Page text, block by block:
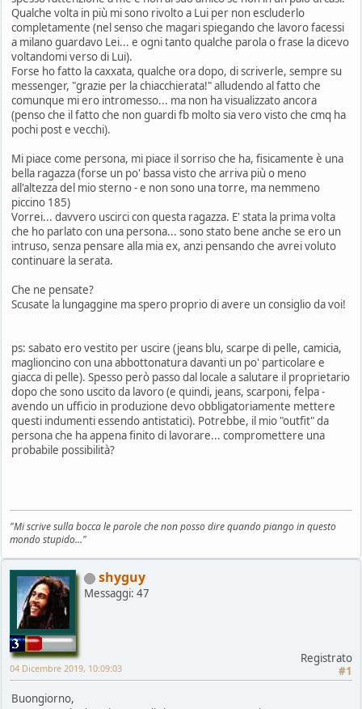
Qualche volta in più mi sono rivolto a Lui per non escluderlo
completamente (nel senso che magari spiegando che lavoro facessi
a milano guardavo Lei... e ogni tanto qualche parola o frase la dicevo
voltandomi verso di Lui).
Forse ho fatto la caxxata, qualche ora dopo, di scriverle, sempre su
messenger, "grazie per la chiacchierata!" alludendo al fatto che
comunque mi ero intromesso... ma non ha visualizzato ancora
(penso che il fatto che non guardi fb molto sia vero visto che cmq ha
pochi post e vecchi).
Mi piace come persona, mi piace il sorriso che ha, fisicamente è una
bella ragazza (forse un po' bassa visto che arriva più o meno
all'altezza del mio sterno - e non sono una torre, ma nemmeno
piccino 185)
Vorrei... davvero uscirci con questa ragazza. E' stata la prima volta
che ho parlato con una persona... sono stato bene anche se ero un
intruso, senza pensare alla mia ex, anzi pensando che avrei voluto
continuare la serata.
Che ne pensate?
Scusate la lungaggine ma spero proprio di avere un consiglio da voi!
ps: sabato ero vestito per uscire (jeans blu, scarpe di pelle, camicia,
maglioncino con una abbottonatura davanti un po' particolare e
giacca di pelle). Spesso però passo dal locale a salutare il proprietario
dopo che sono uscito da lavoro (e quindi, jeans, scarponi, felpa -
avendo un ufficio in produzione devo obbligatoriamente mettere
questi indumenti essendo antistatici). Potrebbe, il mio "outfit" da
persona che ha appena finito di lavorare... compromettere una
probabile possibilità?
"Mi scrive sulla bocca le parole che non posso dire quando piango in questo
mondo stupido..."
shyguy
Messaggi: 47
Registrato
#1
04 Dicembre 2019, 10:09:03
Buongiorno,